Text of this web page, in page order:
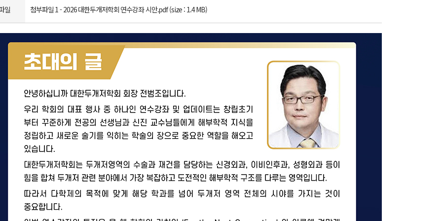
일 첨부파일 1 -2026 대한두개저학회 연수강좌 시안.pdf (size : 1.4 MB)